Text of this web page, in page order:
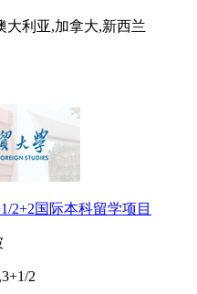
大利亚,加拿大,新西兰
2+2国际本科留学项目
2